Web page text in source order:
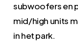
subwoofers en
mid/high units
in het park.